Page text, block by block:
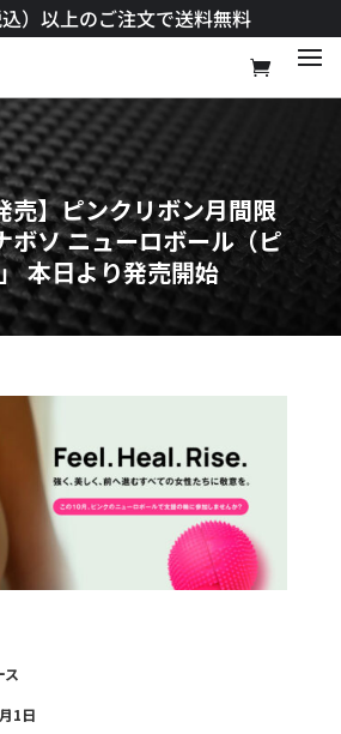
）以上のご注文で送料無料​
売】ピンクリボン月間限
ボソ ニューロボール（ピ
本日より発売開始
ス
1日